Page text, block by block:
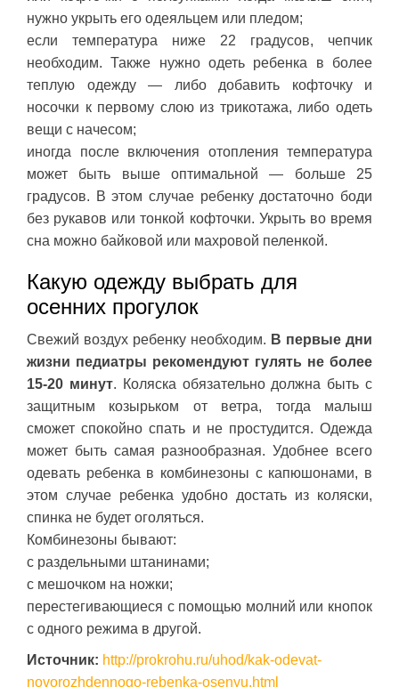
нужно укрыть его одеяльцем или пледом;
если температура ниже 22 градусов, чепчик
необходим. Также нужно одеть ребенка в более
теплую одежду — либо добавить кофточку и
носочки к первому слою из трикотажа, либо одеть
вещи с начесом;
иногда после включения отопления температура
может быть выше оптимальной — больше 25
градусов. В этом случае ребенку достаточно боди
без рукавов или тонкой кофточки. Укрыть во время
сна можно байковой или махровой пеленкой.
Какую одежду выбрать для
осенних прогулок
Свежий воздух ребенку необходим. В первые дни
жизни педиатры рекомендуют гулять не более
15-20 минут. Коляска обязательно должна быть с
защитным козырьком от ветра, тогда малыш
сможет спокойно спать и не простудится. Одежда
может быть самая разнообразная. Удобнее всего
одевать ребенка в комбинезоны с капюшонами, в
этом случае ребенка удобно достать из коляски,
спинка не будет оголяться.
Комбинезоны бывают:
с раздельными штанинами;
с мешочком на ножки;
перестегивающиеся с помощью молний или кнопок
с одного режима в другой.
Источник: http://prokrohu.ru/uhod/kak-odevat-
novorozhdennogo-rebenka-osenyu.html